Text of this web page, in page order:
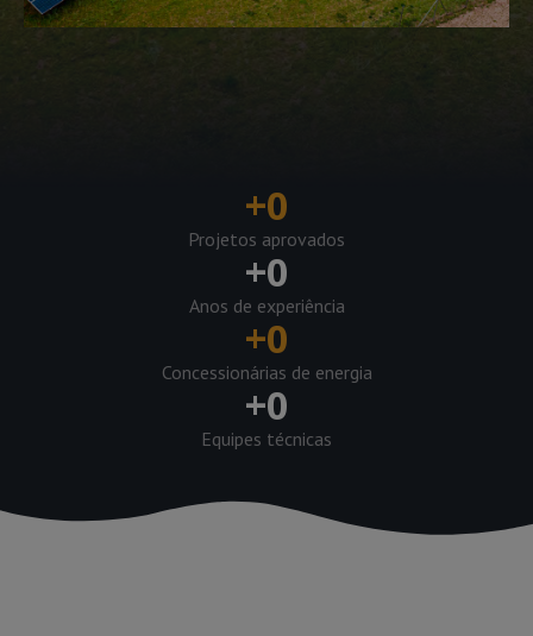
+0
Projetos aprovados
+0
Anos de experiência
+0
Concessionárias de energia
+0
Equipes técnicas